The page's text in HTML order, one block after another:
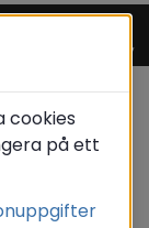
Meny
Tiina
cookies
på ett